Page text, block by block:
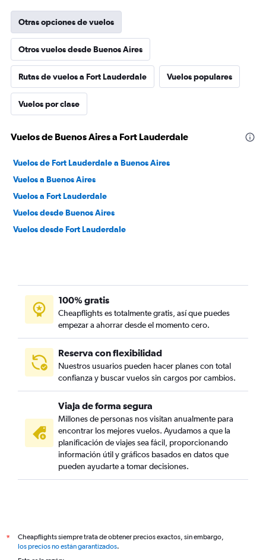
Otras opciones de vuelos
Otros vuelos desde Buenos Aires
Rutas de vuelos a Fort Lauderdale Vuelos populares
Vuelos por clase
Vuelos de Buenos Aires a Fort Lauderdale
Vuelos de Fort Lauderdale a Buenos Aires
Vuelos a Buenos Aires
Vuelos a Fort Lauderdale
Vuelos desde Buenos Aires
Vuelos desde Fort Lauderdale
100% gratis
Cheapflights es totalmente gratis, así que puedes
empezar a ahorrar desde el momento cero.
Reserva con flexibilidad
Nuestros usuarios pueden hacer planes con total
confianza y buscar vuelos sin cargos por cambios.
Viaja de forma segura
Millones de personas nos visitan anualmente para
encontrar los mejores vuelos. Ayudamos a que la
planificación de viajes sea fácil, proporcionando
información útil y gráficos basados en datos que
pueden ayudarte a tomar decisiones.
*
Cheapflights siempre trata de obtener precios exactos, sin embargo,
los precios no están garantizados.